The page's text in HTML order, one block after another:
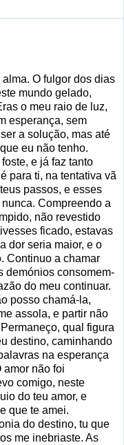
O fulgor dos dias
mundo gelado,
o meu raio de luz,
esperança, sem
a solução, mas até
eu não tenho.
e já faz tanto
para ti, na tentativa vã
passos, e esses
Compreendo a
não revestido
ficado, estavas
dor seria maior, e o
Continuo a chamar
demónios consomem-
do meu continuar.
posso chamá-la,
assola, e partir não
qual figura
destino, caminhando
na esperança
amor não foi
comigo, neste
do teu amor, e
que te amei.
do destino, tu que
me inebriaste. As